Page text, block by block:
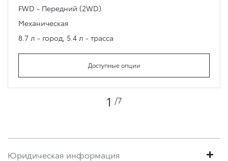
FWD - Передний (2WD)
Механическая
8.7 л - город 5.4 л - трасса
Доступные опции
1 /7
Юридическая информация